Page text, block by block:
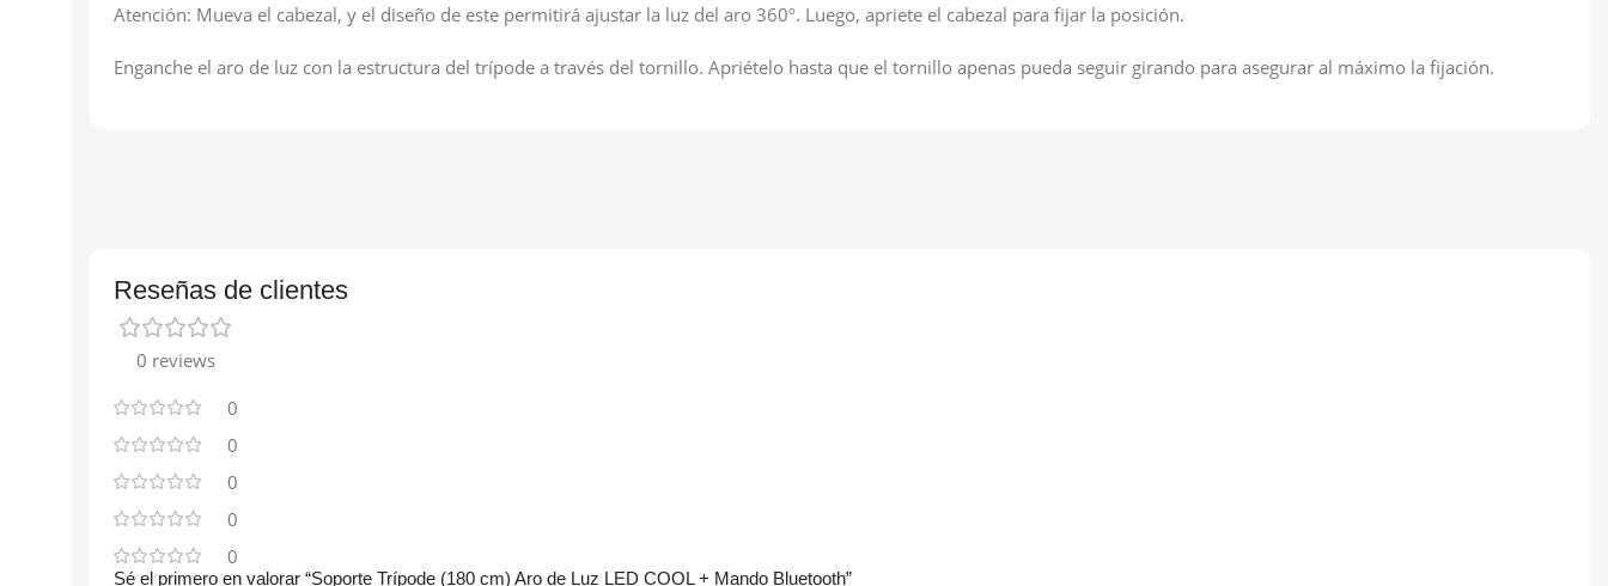
Atención: Mueva el cabezal, y el diseño de este permitirá ajustar la luz del aro 360º. Luego, apriete el cabezal para fijar la posición.
Enganche el aro de luz con la estructura del trípode a través del tornillo. Apriételo hasta que el tornillo apenas pueda seguir girando para asegurar al máximo la fijación.
Reseñas de clientes
0 reviews
0
0
0
0
0
Sé el primero en valorar “Soporte Trípode (180 cm) Aro de Luz LED COOL + Mando Bluetooth”